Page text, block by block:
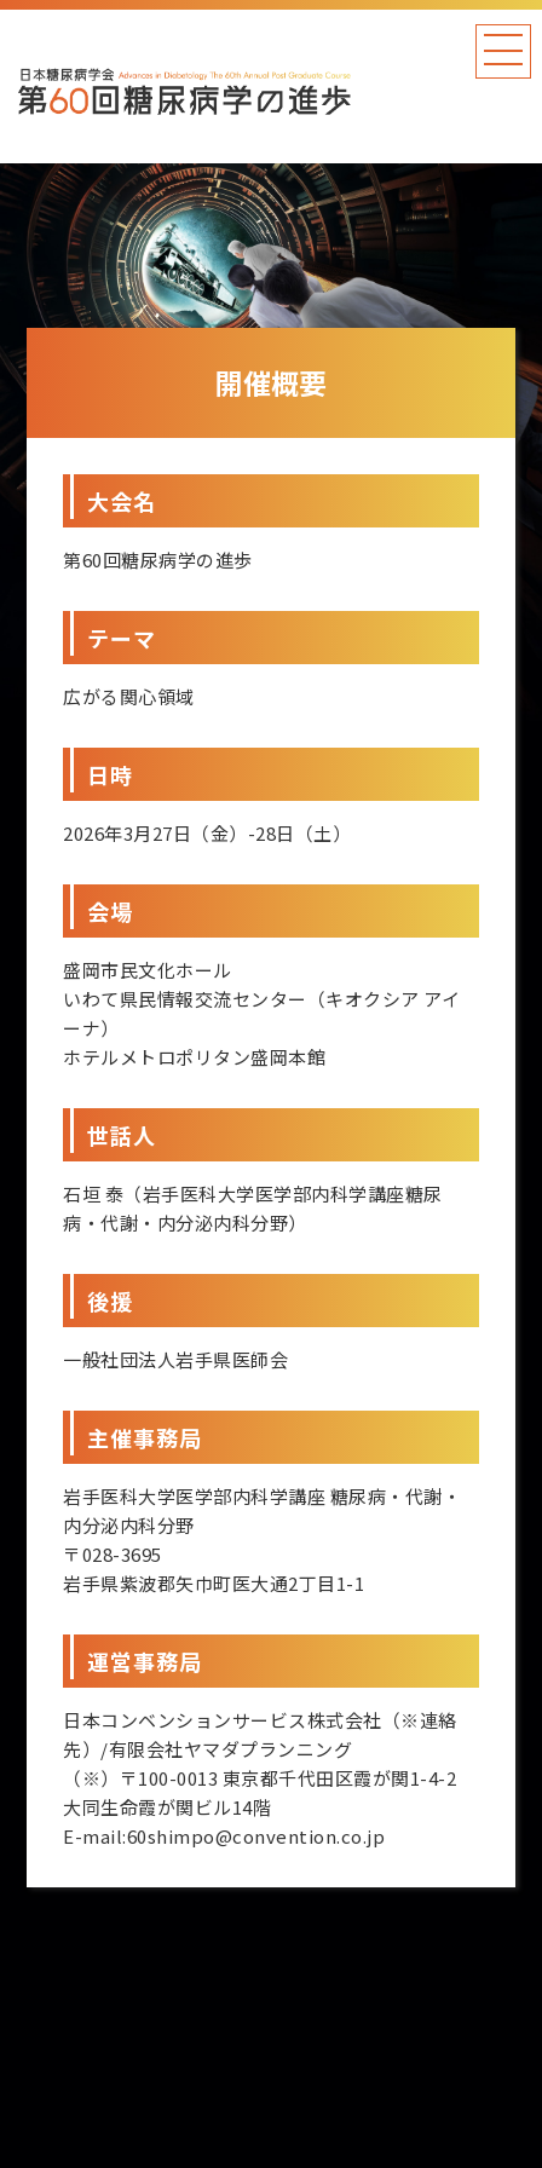
開催概要
大会名
第60回糖尿病学の進歩
テーマ
広がる関心領域
日時
2026年3月27日（金）-28日（土）
会場
盛岡市民文化ホール
いわて県民情報交流センター（キオクシア アイ
ーナ）
ホテルメトロポリタン盛岡本館
世話人
石垣 泰（岩手医科大学医学部内科学講座糖尿
病・代謝・内分泌内科分野）
後援
一般社団法人岩手県医師会
主催事務局
岩手医科大学医学部内科学講座 糖尿病・代謝・
内分泌内科分野
〒028-3695
岩手県紫波郡矢巾町医大通2丁目1-1
運営事務局
日本コンベンションサービス株式会社（※連絡
先）/有限会社ヤマダプランニング
（※）〒100-0013 東京都千代田区霞が関1-4-2
大同生命霞が関ビル14階
E-mail:60shimpo@convention.co.jp